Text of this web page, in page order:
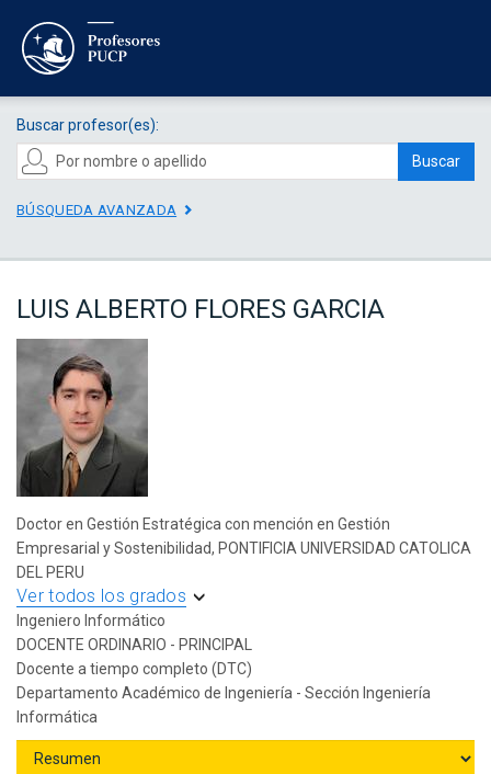
Buscar profesor(es):
Buscar
BÚSQUEDA AVANZADA
LUIS ALBERTO FLORES GARCIA
Doctor en Gestión Estratégica con mención en Gestión
Empresarial y Sostenibilidad, PONTIFICIA UNIVERSIDAD CATOLICA
DEL PERU
Ver todos los grados
Ingeniero Informático
DOCENTE ORDINARIO - PRINCIPAL
Docente a tiempo completo (DTC)
Departamento Académico de Ingeniería - Sección Ingeniería
Informática